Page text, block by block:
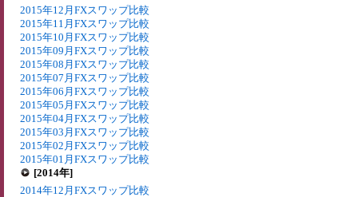
2015年12月FXスワップ比較
2015年11月FXスワップ比較
2015年10月FXスワップ比較
2015年09月FXスワップ比較
2015年08月FXスワップ比較
2015年07月FXスワップ比較
2015年06月FXスワップ比較
2015年05月FXスワップ比較
2015年04月FXスワップ比較
2015年03月FXスワップ比較
2015年02月FXスワップ比較
2015年01月FXスワップ比較
[2014年]
2014年12月FXスワップ比較